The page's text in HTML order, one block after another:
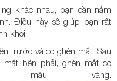
khác nhau, bạn cần nắm
Điều này sẽ giúp bạn rất
khỏi.
trước và có ghèn mắt. Sau
bên phải, ghèn mắt có
vàng.